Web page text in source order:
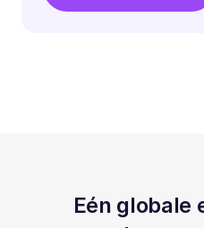
Eén globale